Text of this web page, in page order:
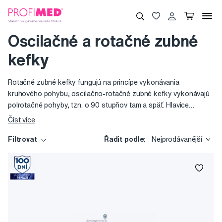
Oscilačné a rotačné zubné
kefky
Rotačné zubné kefky fungujú na princípe vykonávania
kruhového pohybu, oscilačno-rotačné zubné kefky vykonávajú
polrotačné pohyby, tzn. o 90 stupňov tam a späť. Hlavice
rotačných a oscilačných kefiek majú kruhový tvar. V
sonickými kefkami, avšak k ďasnám sú menej šetrné, preto by
ďasien.
Číst více
Filtrovat Řadit podle: Nejprodávanější